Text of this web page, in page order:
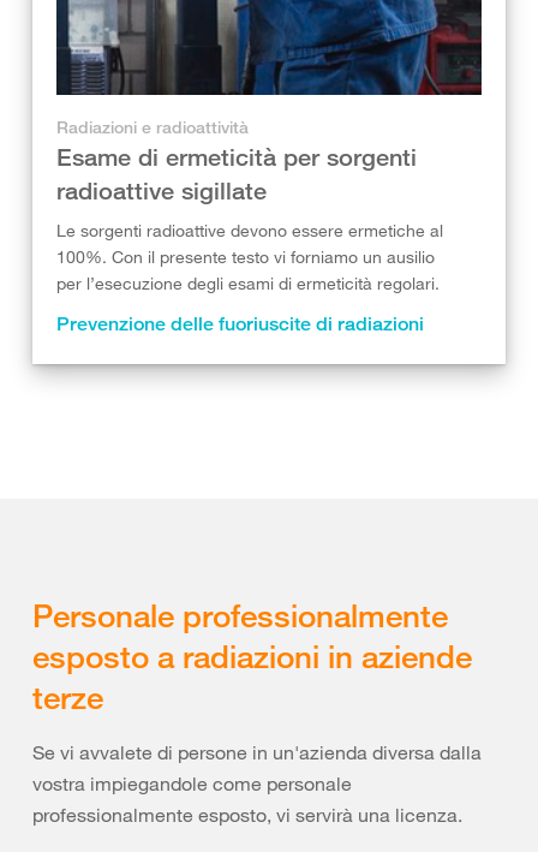
Radiazioni e radioattività
Esame di ermeticità per sorgenti
radioattive sigillate
Le sorgenti radioattive devono essere ermetiche al
100%. Con il presente testo vi forniamo un ausilio
per l’esecuzione degli esami di ermeticità regolari.
Prevenzione delle fuoriuscite di radiazioni
Personale professionalmente
esposto a radiazioni in aziende
terze
Se vi avvalete di persone in un'azienda diversa dalla
vostra impiegandole come personale
professionalmente esposto, vi servirà una licenza.